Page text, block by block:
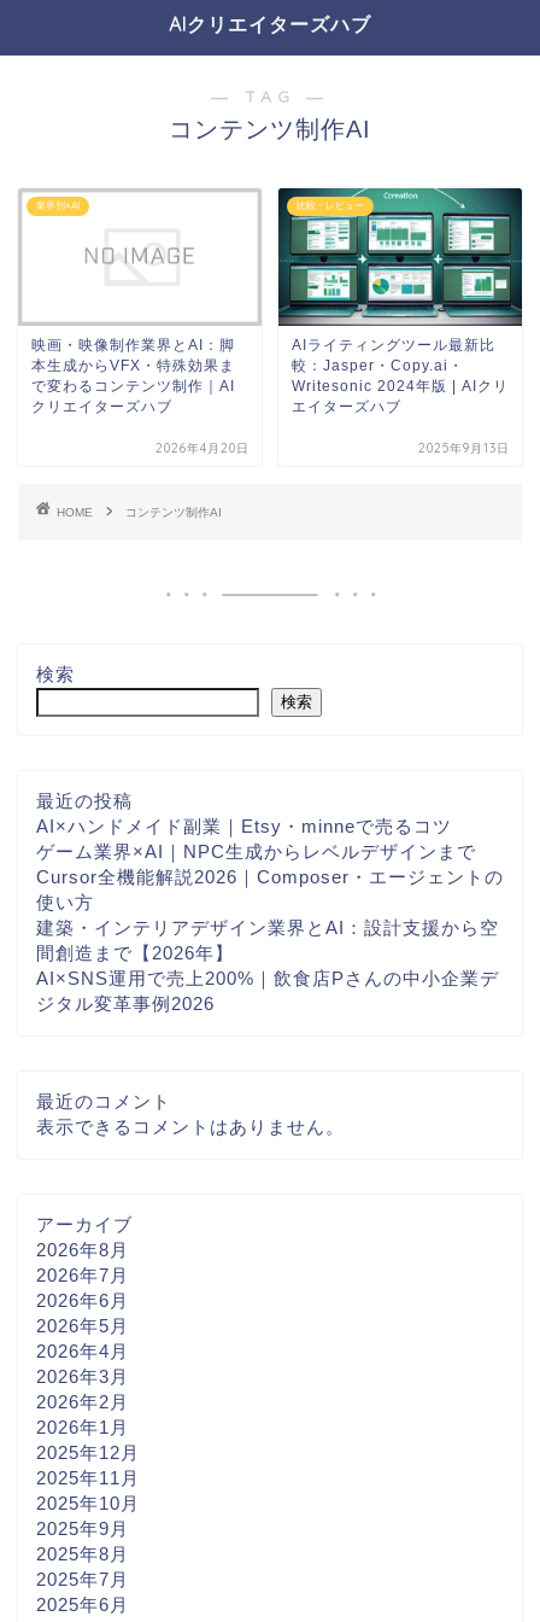
AIクリエイターズハブ
― TAG ―
コンテンツ制作AI
業界別×AI
映画・映像制作業界とAI：脚
本生成からVFX・特殊効果ま
で変わるコンテンツ制作｜AI
クリエイターズハブ
2026年4月20日
比較・レビュー
AIライティングツール最新比
較：Jasper・Copy.ai・
Writesonic 2024年版 | AIクリ
エイターズハブ
2025年9月13日
HOME コンテンツ制作AI
検索
検索
最近の投稿
AI×ハンドメイド副業｜Etsy・minneで売るコツ
ゲーム業界×AI｜NPC生成からレベルデザインまで
Cursor全機能解説2026｜Composer・エージェントの
使い方
建築・インテリアデザイン業界とAI：設計支援から空
間創造まで【2026年】
AI×SNS運用で売上200%｜飲食店Pさんの中小企業デ
ジタル変革事例2026
最近のコメント
表示できるコメントはありません。
アーカイブ
2026年8月
2026年7月
2026年6月
2026年5月
2026年4月
2026年3月
2026年2月
2026年1月
2025年12月
2025年11月
2025年10月
2025年9月
2025年8月
2025年7月
2025年6月